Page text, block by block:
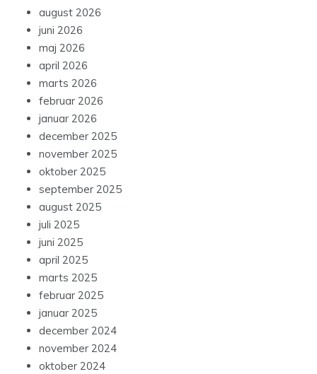
august 2026
juni 2026
maj 2026
april 2026
marts 2026
februar 2026
januar 2026
december 2025
november 2025
oktober 2025
september 2025
august 2025
juli 2025
juni 2025
april 2025
marts 2025
februar 2025
januar 2025
december 2024
november 2024
oktober 2024